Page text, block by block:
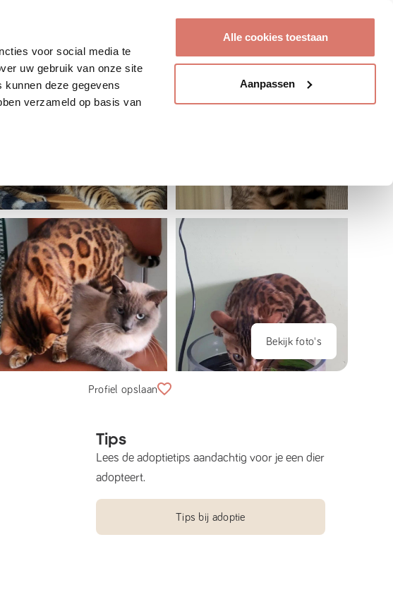
voor social media te
uw gebruik van onze site
deze gegevens
verzameld op basis van
Alle cookies toestaan
Aanpassen
Bekijk foto's
Profiel opslaan
Tips
Lees de adoptietips aandachtig voor je een dier
adopteert.
Tips bij adoptie